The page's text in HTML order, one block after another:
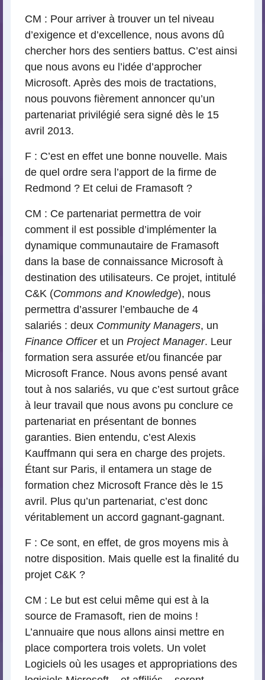
CM : Pour arriver à trouver un tel niveau
d’exigence et d’excellence, nous avons dû
chercher hors des sentiers battus. C’est ainsi
que nous avons eu l’idée d’approcher
Microsoft. Après des mois de tractations,
nous pouvons fièrement annoncer qu’un
partenariat privilégié sera signé dès le 15
avril 2013.
F : C’est en effet une bonne nouvelle. Mais
de quel ordre sera l’apport de la firme de
Redmond ? Et celui de Framasoft ?
CM : Ce partenariat permettra de voir
comment il est possible d’implémenter la
dynamique communautaire de Framasoft
dans la base de connaissance Microsoft à
destination des utilisateurs. Ce projet, intitulé
C&K (Commons and Knowledge), nous
permettra d’assurer l’embauche de 4
salariés : deux Community Managers, un
Finance Officeret un Project Manager. Leur
formation sera assurée et/ou financée par
Microsoft France. Nous avons pensé avant
tout à nos salariés, vu que c’est surtout grâce
à leur travail que nous avons pu conclure ce
partenariat en présentant de bonnes
garanties. Bien entendu, c’est Alexis
Kauffmann qui sera en charge des projets.
Étant sur Paris, il entamera un stage de
formation chez Microsoft France dès le 15
avril. Plus qu’un partenariat, c’est donc
véritablement un accord gagnant-gagnant.
F : Ce sont, en effet, de gros moyens mis à
notre disposition. Mais quelle est la finalité du
projet C&K ?
CM : Le but est celui même qui est à la
source de Framasoft, rien de moins !
L’annuaire que nous allons ainsi mettre en
place comportera trois volets. Un volet
Logiciels où les usages et appropriations des